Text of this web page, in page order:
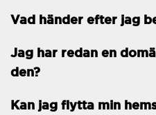
cPanel
FTP, SSH, GIT
Databaser
Vad händer efter jag
Jag har redan en
den?
Kan jag flytta min